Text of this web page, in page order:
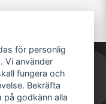
för personlig
Vi använder
fungera och
Bekräfta
godkänn alla